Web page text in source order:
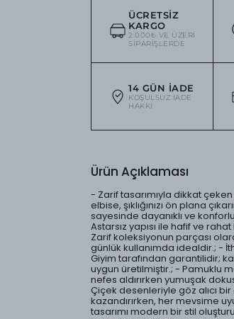
ÜCRETSIZ
KARGO
2.000₺ VE ÜZERI
SIPARIŞLERDE
14 GÜN İADE
KOŞULSUZ IADE
HAKKI
Ürün Açıklaması
- Zarif tasarımıyla dikkat
elbise, şıklığınızı ön plana
sayesinde dayanıklı ve
Astarsız yapısı ile hafif ve
Zarif koleksiyonun parçası
günlük kullanımda idealdir.; -
Giyim tarafından garantilidir;
uygun üretilmiştir.; - Pamuklu
nefes aldırırken yumuşak
Çiçek desenleriyle göz alıcı
kazandırırken, her mevsime
tasarımı modern bir stil